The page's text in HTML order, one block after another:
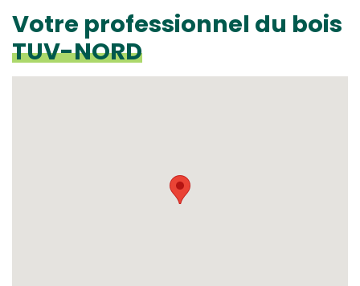
Votre professionnel du bois
TUV-NORD